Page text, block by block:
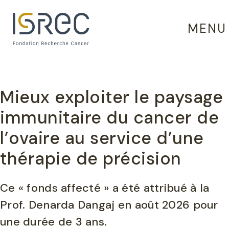
MENU
Mieux exploiter le paysage
immunitaire du cancer de
l’ovaire au service d’une
thérapie de précision
Ce « fonds affecté » a été attribué à la
Prof. Denarda Dangaj en août 2026 pour
une durée de 3 ans.